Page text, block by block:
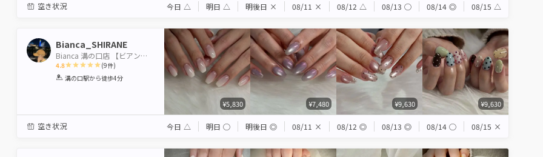
空き状況 今日 △ 明日 △ 明後日 × 08/11 × 08/12 △ 08/13 ◯ 08/14 ◎ 08/15 △
Bianca_SHIRANE
Bianca 溝の口店 【ビアンカ】
4.8
1 2 3 4 5
(9件)
溝の口駅から徒歩4分
¥5,830 ¥7,480 ¥9,630 ¥9,630
空き状況 今日 △ 明日 ◯ 明後日 ◎ 08/11 × 08/12 ◎ 08/13 ◎ 08/14 ◯ 08/15 ×